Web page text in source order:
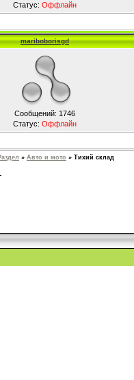
Статус: Оффлайн
mariboborisgd
Сообщений: 1746
Статус: Оффлайн
» Авто и мото » Тихий склад